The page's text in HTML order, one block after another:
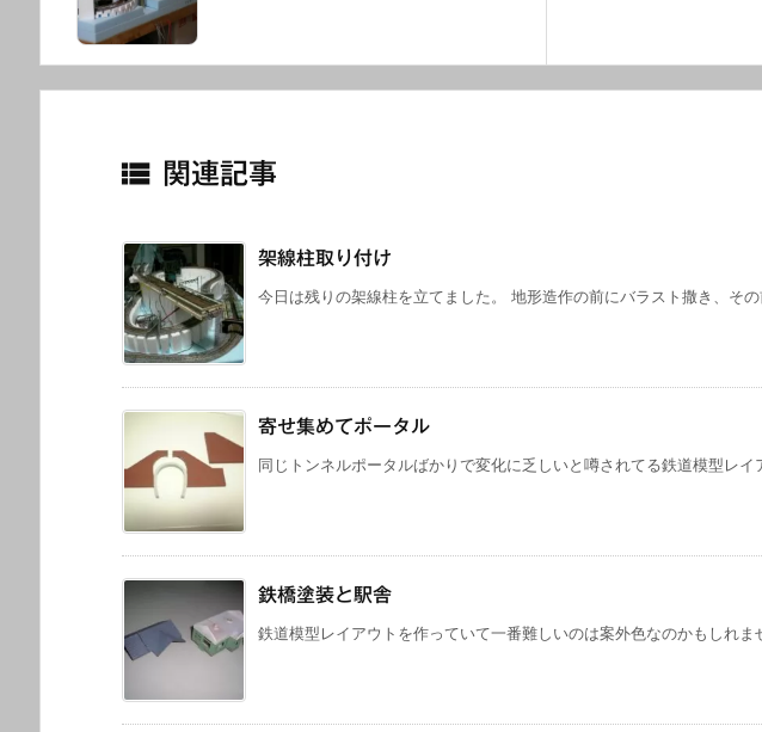
 関連記事
架線柱取り付け
今日は残りの架線柱を立てました。 地形造作の前にバラスト撒き、そ
寄せ集めてポータル
同じトンネルポータルばかりで変化に乏しいと噂されてる鉄道模型レイ
鉄橋塗装と駅舎
鉄道模型レイアウトを作っていて一番難しいのは案外色なのかもしれま